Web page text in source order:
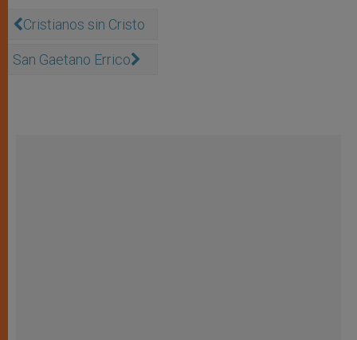
Cristianos sin Cristo
San Gaetano Errico